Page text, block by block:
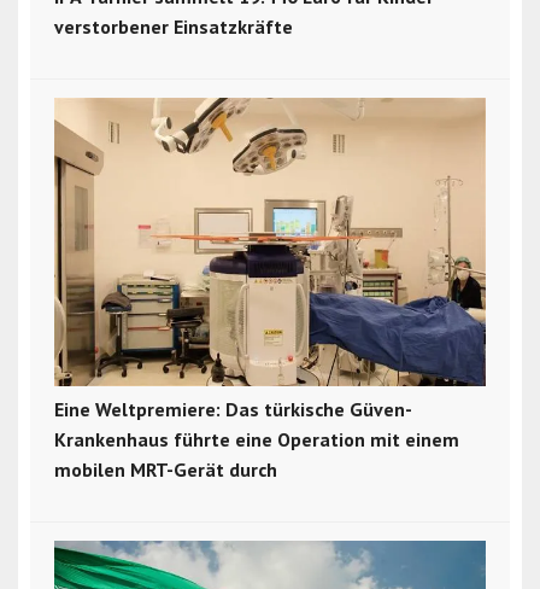
verstorbener Einsatzkräfte
Eine Weltpremiere: Das türkische Güven-
Krankenhaus führte eine Operation mit einem
mobilen MRT-Gerät durch